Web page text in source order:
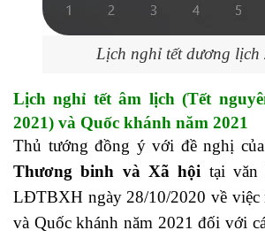
Lịch nghỉ tết dương lịch
Lịch nghỉ tết âm lịch (Tết
2021) và Quốc khánh năm 2021
Thủ tướng đồng ý với đề nghị
Thương binh và Xã hội tại văn
LĐTBXH ngày 28/10/2020 về việc
và Quốc khánh năm 2021 đối với